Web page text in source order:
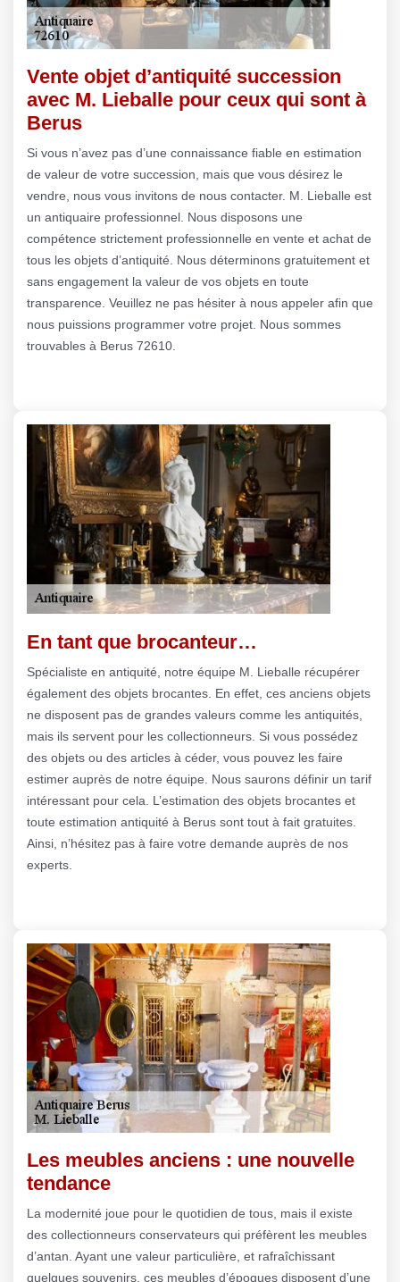
Vente objet d’antiquité succession
avec M. Lieballe pour ceux qui sont à
Berus
Si vous n’avez pas d’une connaissance fiable en estimation
de valeur de votre succession, mais que vous désirez le
vendre, nous vous invitons de nous contacter. M. Lieballe est
un antiquaire professionnel. Nous disposons une
compétence strictement professionnelle en vente et achat de
tous les objets d’antiquité. Nous déterminons gratuitement et
sans engagement la valeur de vos objets en toute
transparence. Veuillez ne pas hésiter à nous appeler afin que
nous puissions programmer votre projet. Nous sommes
trouvables à Berus 72610.
En tant que brocanteur…
Spécialiste en antiquité, notre équipe M. Lieballe récupérer
également des objets brocantes. En effet, ces anciens objets
ne disposent pas de grandes valeurs comme les antiquités,
mais ils servent pour les collectionneurs. Si vous possédez
des objets ou des articles à céder, vous pouvez les faire
estimer auprès de notre équipe. Nous saurons définir un tarif
intéressant pour cela. L’estimation des objets brocantes et
toute estimation antiquité à Berus sont tout à fait gratuites.
Ainsi, n’hésitez pas à faire votre demande auprès de nos
experts.
Les meubles anciens : une nouvelle
tendance
La modernité joue pour le quotidien de tous, mais il existe
des collectionneurs conservateurs qui préfèrent les meubles
d’antan. Ayant une valeur particulière, et rafraîchissant
quelques souvenirs, ces meubles d’époques disposent d’une